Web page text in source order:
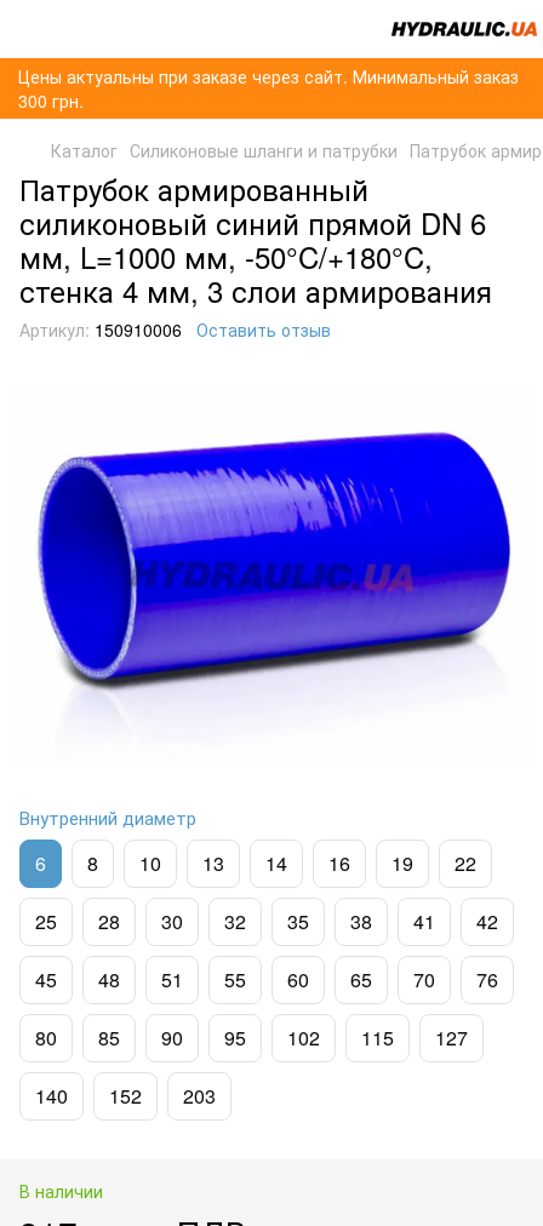
Цены актуальны при заказе через сайт. Минимальный заказ
300 грн.
Каталог Силиконовые шланги и патрубки Патрубок
Патрубок армированный
силиконовый синий прямой DN 6
мм, L=1000 мм, -50°C/+180°C,
стенка 4 мм, 3 слои армирования
Артикул: 150910006 Оставить отзыв
Внутренний диаметр
6 8 10 13 14 16 19 22
25 28 30 32 35 38 41 42
45 48 51 55 60 65 70 76
80 85 90 95 102 115 127
140 152 203
В наличии